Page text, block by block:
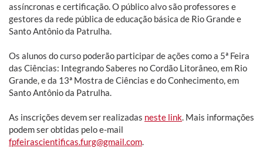
assíncronas e certificação. O público alvo são professores e
gestores da rede pública de educação básica de Rio Grande e
Santo Antônio da Patrulha.
Os alunos do curso poderão participar de ações como a 5ª Feira
das Ciências: Integrando Saberes no Cordão Litorâneo, em Rio
Grande, e da 13ª Mostra de Ciências e do Conhecimento, em
Santo Antônio da Patrulha.
As inscrições devem ser realizadas neste link. Mais informações
podem ser obtidas pelo e-mail
fpfeirascientificas.furg@gmail.com.